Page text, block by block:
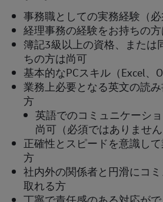
事務職としての実務経験（必
経理事務の経験をお持ちの
簿記3級以上の資格、または
ちの方は尚可
基本的なPCスキル（Excel、
業務上必要となる英文の読
方
英語でのコミュニケーシ
尚可（必須ではありません
正確性とスピードを意識し
方
社内外の関係者と円滑にコ
取れる方